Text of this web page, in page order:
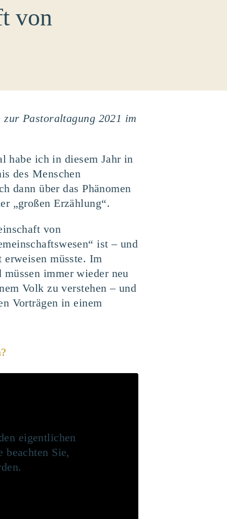
von
Pastoraltagung 2021 im
habe ich in diesem Jahr in
des Menschen
dann über das Phänomen
„großen Erzählung“.
von
ist – und
müsste. Im
immer wieder neu
Volk zu verstehen – und
Vorträgen in einem
eigentlichen
Sie,